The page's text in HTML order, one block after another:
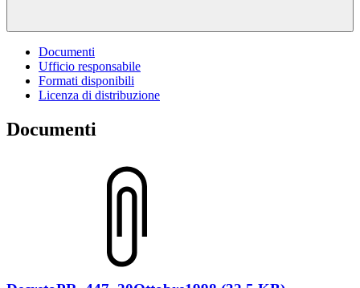
Documenti
Ufficio responsabile
Formati disponibili
Licenza di distribuzione
Documenti